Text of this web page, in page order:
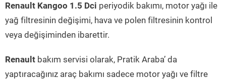
Renault Kangoo 1.5 Dci periyodik bakımı, motor yağı ile
yağ filtresinin değişimi, hava ve polen filtresinin kontrol
veya değişiminden ibarettir.
Renault bakım servisi olarak, Pratik Araba’ da
yaptıracağınız araç bakımı sadece motor yağı ve filtre